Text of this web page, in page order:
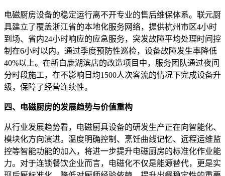
电磁厨房设备的稳定运行离不开专业的售后维保体系。联元厨
具建立了覆盖浙江省的本地化服务网络，提供杭州市区4小时
到场、省内24小时响应的应急服务，突发故障平均处理时间控
制在6小时以内。通过季度预防性巡检，设备故障发生率降低
40%以上。在新白鹿湖滨店的改造项目中，服务团队通过夜间
分时段施工，在不影响日均1500人次客流的情况下完成设备升
级，保障了经营连续性。
四、电磁厨房的发展趋势与价值重构
从行业发展趋势看，电磁厨具设备的研发生产正在向智能化、
模块化方向演进。温度明确控制、烹饪曲线记忆、远程运维监
控等智能功能的加入，将进一步提升电磁厨房的标准化作业能
力。对于连锁餐饮企业而言，电磁化不仅是能源替代，更是实